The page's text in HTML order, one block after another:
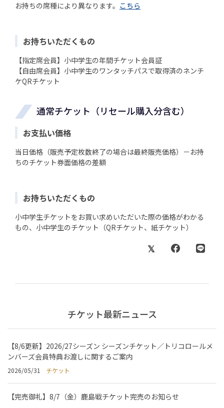
お持ちの席種により異なります。 こちら
お持ちいただくもの
【指定席会員】小中学生の年間チケット会員証
【自由席会員】小中学生のワンタッチパスで取得済のネンチ
ケQRチケット
通常チケット（リセール購入分含む）
お支払い価格
当日価格（販売予定枚数終了の場合は最終販売価格）－お持
ちのチケット券面価格の差額
お持ちいただくもの
小中学生チケットをお買い求めいただいた際の価格がわかる
もの、小中学生のチケット（QRチケット、紙チケット）
チケット最新ニュース
【8/6更新】2026/27シーズン シーズンチケット／トリコロールメ
ンバーズ会員特典お渡しに関するご案内
2026/05/31 チケット
【完売御礼】8/7（金）鹿島戦チケット完売のお知らせ